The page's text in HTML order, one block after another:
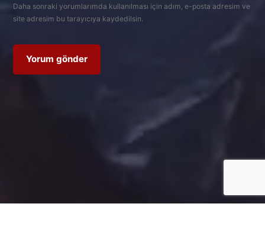
Daha sonraki yorumlarımda kullanılması için adım, e-posta adresim ve
site adresim bu tarayıcıya kaydedilsin.